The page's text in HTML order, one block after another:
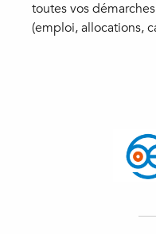
toutes vos
(emploi, allocations,